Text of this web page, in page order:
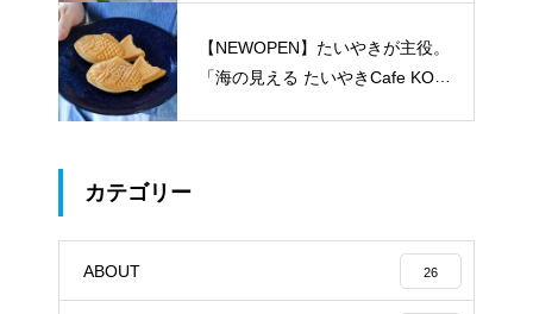
【NEWOPEN】たいやきが主役。
「海の見える たいやきCafe KOM
カテゴリー
ABOUT 26